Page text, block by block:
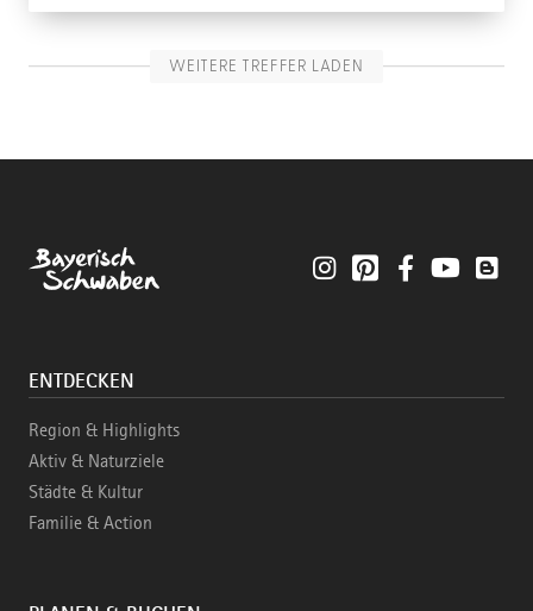
WEITERE TREFFER LADEN
InstagramPinterestFacebookYouTube
ENTDECKEN
Region & Highlights
Aktiv & Naturziele
Städte & Kultur
Familie & Action